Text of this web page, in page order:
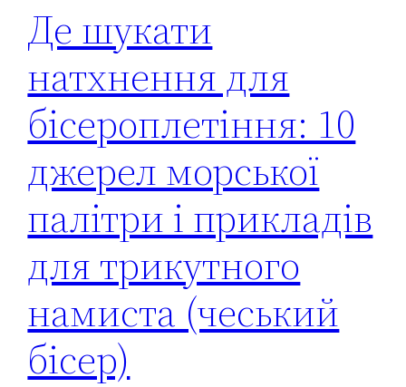
Де шукати
натхнення для
бісероплетіння: 10
джерел морської
палітри і прикладів
для трикутного
намиста (чеський
бісер)